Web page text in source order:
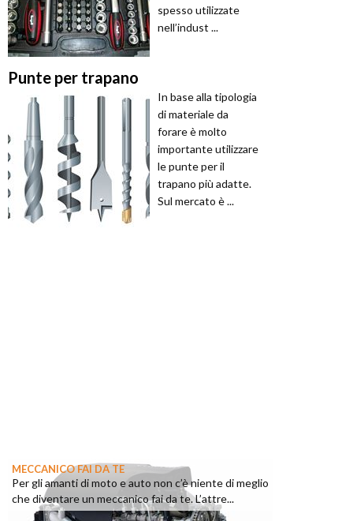
spesso utilizzate
nell’indust ...
Punte per trapano
In base alla tipologia
di materiale da
forare è molto
importante utilizzare
le punte per il
trapano più adatte.
Sul mercato è ...
MECCANICO FAI DA TE
Per gli amanti di moto e auto non c’è niente di meglio
che diventare un meccanico fai da te. L’attre...